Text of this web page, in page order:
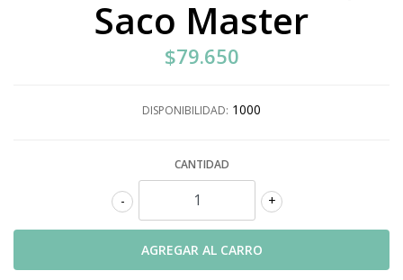
Saco Master
$79.650
DISPONIBILIDAD: 1000
CANTIDAD
+
-